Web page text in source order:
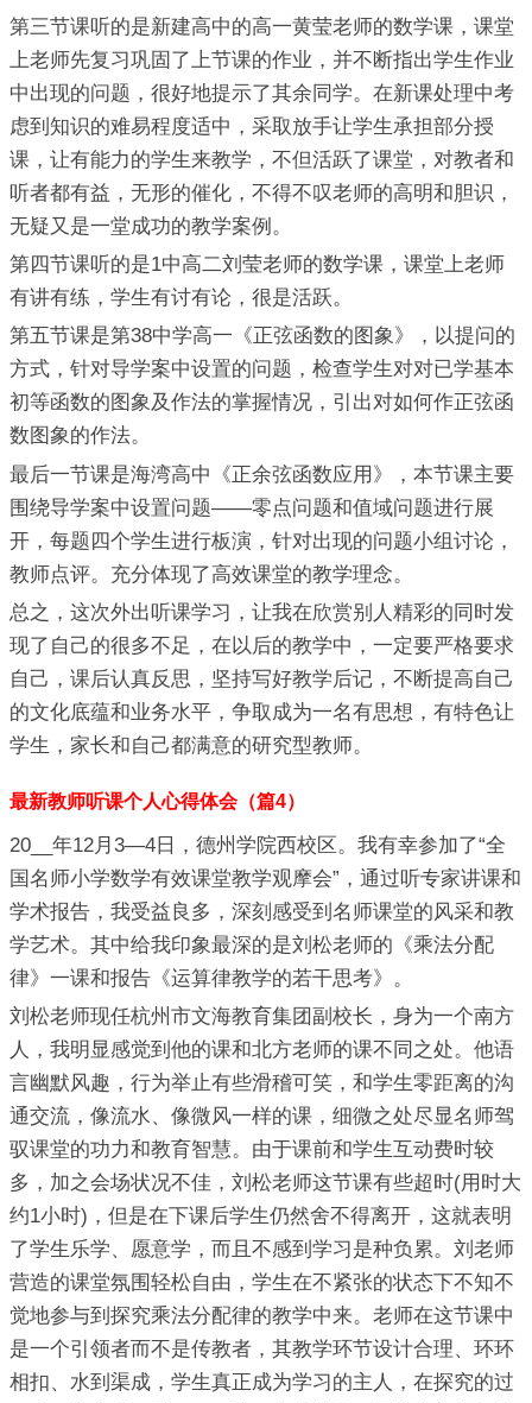
第三节课听的是新建高中的高一黄莹老师的数学课，课堂
上老师先复习巩固了上节课的作业，并不断指出学生作业
中出现的问题，很好地提示了其余同学。在新课处理中考
虑到知识的难易程度适中，采取放手让学生承担部分授
课，让有能力的学生来教学，不但活跃了课堂，对教者和
听者都有益，无形的催化，不得不叹老师的高明和胆识，
无疑又是一堂成功的教学案例。
第四节课听的是1中高二刘莹老师的数学课，课堂上老师
有讲有练，学生有讨有论，很是活跃。
第五节课是第38中学高一《正弦函数的图象》，以提问的
方式，针对导学案中设置的问题，检查学生对对已学基本
初等函数的图象及作法的掌握情况，引出对如何作正弦函
数图象的作法。
最后一节课是海湾高中《正余弦函数应用》，本节课主要
围绕导学案中设置问题——零点问题和值域问题进行展
开，每题四个学生进行板演，针对出现的问题小组讨论，
教师点评。充分体现了高效课堂的教学理念。
总之，这次外出听课学习，让我在欣赏别人精彩的同时发
现了自己的很多不足，在以后的教学中，一定要严格要求
自己，课后认真反思，坚持写好教学后记，不断提高自己
的文化底蕴和业务水平，争取成为一名有思想，有特色让
学生，家长和自己都满意的研究型教师。
最新教师听课个人心得体会（篇4）
20__年12月3—4日，德州学院西校区。我有幸参加了“全
国名师小学数学有效课堂教学观摩会”，通过听专家讲课和
学术报告，我受益良多，深刻感受到名师课堂的风采和教
学艺术。其中给我印象最深的是刘松老师的《乘法分配
律》一课和报告《运算律教学的若干思考》。
刘松老师现任杭州市文海教育集团副校长，身为一个南方
人，我明显感觉到他的课和北方老师的课不同之处。他语
言幽默风趣，行为举止有些滑稽可笑，和学生零距离的沟
通交流，像流水、像微风一样的课，细微之处尽显名师驾
驭课堂的功力和教育智慧。由于课前和学生互动费时较
多，加之会场状况不佳，刘松老师这节课有些超时(用时大
约1小时)，但是在下课后学生仍然舍不得离开，这就表明
了学生乐学、愿意学，而且不感到学习是种负累。刘老师
营造的课堂氛围轻松自由，学生在不紧张的状态下不知不
觉地参与到探究乘法分配律的教学中来。老师在这节课中
是一个引领者而不是传教者，其教学环节设计合理、环环
相扣、水到渠成，学生真正成为学习的主人，在探究的过